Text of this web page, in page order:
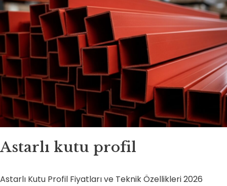
Astarlı kutu profil
Astarlı Kutu Profil Fiyatları ve Teknik Özellikleri 2026